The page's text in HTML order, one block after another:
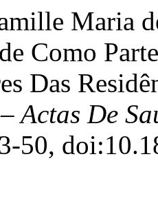
Maria
Como
Das
Actas De
50,